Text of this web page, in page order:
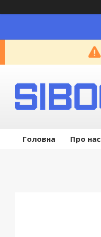
Головна Про нас